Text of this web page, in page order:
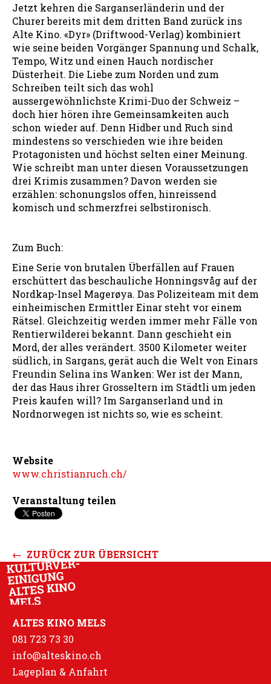
Jetzt kehren die Sarganserländerin und der
Churer bereits mit dem dritten Band zurück ins
Alte Kino. «Dyr» (Driftwood-Verlag) kombiniert
wie seine beiden Vorgänger Spannung und Schalk,
Tempo, Witz und einen Hauch nordischer
Düsterheit. Die Liebe zum Norden und zum
Schreiben teilt sich das wohl
aussergewöhnlichste Krimi-Duo der Schweiz –
doch hier hören ihre Gemeinsamkeiten auch
schon wieder auf. Denn Hidber und Ruch sind
mindestens so verschieden wie ihre beiden
Protagonisten und höchst selten einer Meinung.
Wie schreibt man unter diesen Voraussetzungen
drei Krimis zusammen? Davon werden sie
erzählen: schonungslos offen, hinreissend
komisch und schmerzfrei selbstironisch.
Zum Buch:
Eine Serie von brutalen Überfällen auf Frauen
erschüttert das beschauliche Honningsvåg auf der
Nordkap-Insel Magerøya. Das Polizeiteam mit dem
einheimischen Ermittler Einar steht vor einem
Rätsel. Gleichzeitig werden immer mehr Fälle von
Rentierwilderei bekannt. Dann geschieht ein
Mord, der alles verändert. 3500 Kilometer weiter
südlich, in Sargans, gerät auch die Welt von Einars
Freundin Selina ins Wanken: Wer ist der Mann,
der das Haus ihrer Grosseltern im Städtli um jeden
Preis kaufen will? Im Sarganserland und in
Nordnorwegen ist nichts so, wie es scheint.
Website
www.christianruch.ch/
Veranstaltung teilen
← ZURÜCK ZUR ÜBERSICHT
ALTES KINO MELS
081 723 73 30
info@alteskino.ch
Lageplan & Anfahrt